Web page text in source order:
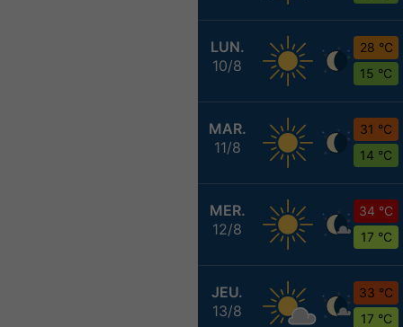
LUN.
10/8
28 °C
15 °C
MAR.
11/8
31 °C
14 °C
MER.
12/8
34 °C
17 °C
JEU.
13/8
33 °C
17 °C